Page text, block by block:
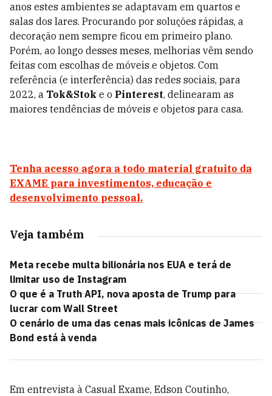
anos estes ambientes se adaptavam em quartos e
salas dos lares. Procurando por soluções rápidas, a
decoração nem sempre ficou em primeiro plano.
Porém, ao longo desses meses, melhorias vêm sendo
feitas com escolhas de móveis e objetos. Com
referência (e interferência) das redes sociais, para
2022, a Tok&Stok e o Pinterest, delinearam as
maiores tendências de móveis e objetos para casa.
Tenha acesso agora a todo material gratuito da
EXAME para investimentos, educação e
desenvolvimento pessoal.
Veja também
Meta recebe multa bilionária nos EUA e terá de
limitar uso de Instagram
O que é a Truth API, nova aposta de Trump para
lucrar com Wall Street
O cenário de uma das cenas mais icônicas de James
Bond está à venda
Em entrevista à Casual Exame, Edson Coutinho,